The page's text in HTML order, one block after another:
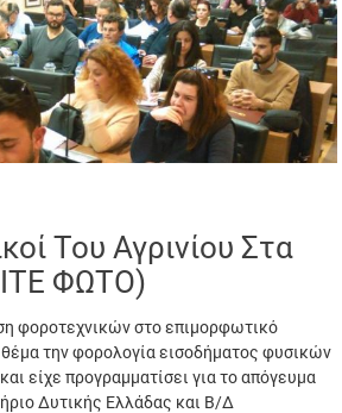
Του Αγρινίου Στα
ΦΩΤΟ)
φοροτεχνικών στο επιμορφωτικό
θέμα την φορολογία εισοδήματος φυσικών
είχε προγραμματίσει για το απόγευμα
Δυτικής Ελλάδας και Β/Δ